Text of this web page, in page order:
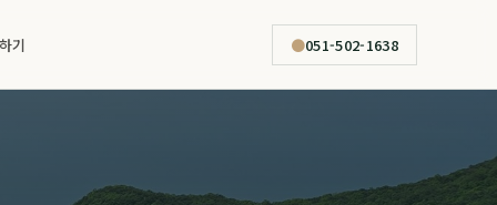
기 ●051-502-1638